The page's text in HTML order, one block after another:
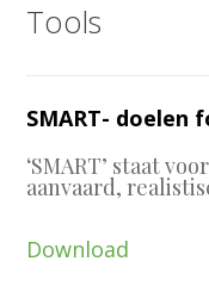
Tools
SMART- doelen
‘SMART’ staat
aanvaard,
Download